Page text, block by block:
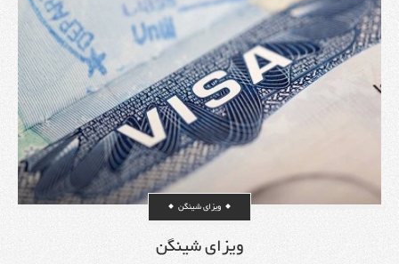
ویزای شینگن
ویزای شینگن